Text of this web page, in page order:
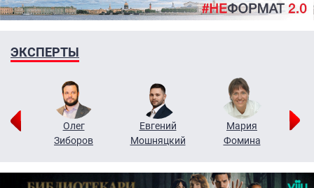
ЭКСПЕРТЫ
Олег
Зиборов
Евгений
Мошняцкий
Мария
Фомина